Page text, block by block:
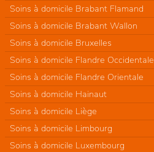
Soins à domicile Brabant Flamand
Soins à domicile Brabant Wallon
Soins à domicile Bruxelles
Soins à domicile Flandre Occidentale
Soins à domicile Flandre Orientale
Soins à domicile Hainaut
Soins à domicile Liège
Soins à domicile Limbourg
Soins à domicile Luxembourg